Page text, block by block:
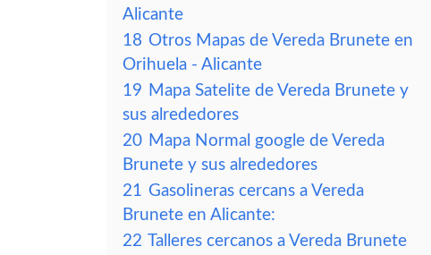
Alicante
18 Otros Mapas de Vereda Brunete en
Orihuela - Alicante
19 Mapa Satelite de Vereda Brunete y
sus alrededores
20 Mapa Normal google de Vereda
Brunete y sus alrededores
21 Gasolineras cercans a Vereda
Brunete en Alicante:
22 Talleres cercanos a Vereda Brunete